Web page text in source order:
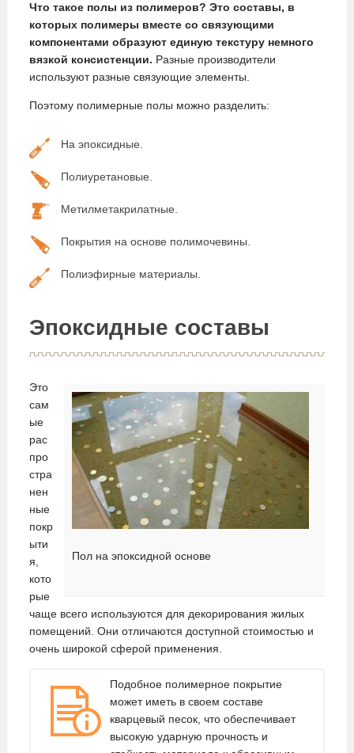
Что такое полы из полимеров? Это составы, в
которых полимеры вместе со связующими
компонентами образуют единую текстуру немного
вязкой консистенции. Разные производители
используют разные связующие элементы.
Поэтому полимерные полы можно разделить:
На эпоксидные.
Полиуретановые.
Метилметакрилатные.
Покрытия на основе полимочевины.
Полиэфирные материалы.
Эпоксидные составы
Пол на эпоксидной основе
Это
сам
ые
рас
про
стра
нен
ные
покр
ыти
я,
кото
рые
чаще всего используются для декорирования жилых
помещений. Они отличаются доступной стоимостью и
очень широкой сферой применения.
Подобное полимерное покрытие
может иметь в своем составе
кварцевый песок, что обеспечивает
высокую ударную прочность и